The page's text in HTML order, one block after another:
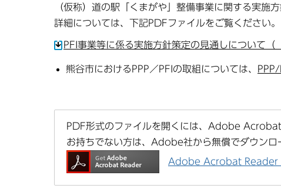
（仮称）道の駅「くまがや」整備事業に関する実施
詳細については、下記PDFファイルをご覧ください。
PFI事業等に係る実施方針策定の見通しについて
熊谷市におけるPPP／PFIの取組については、
PDF形式のファイルを開くには、Adobe
お持ちでない方は、Adobe社から無償でダウンロ
Adobe Acrobat Reader